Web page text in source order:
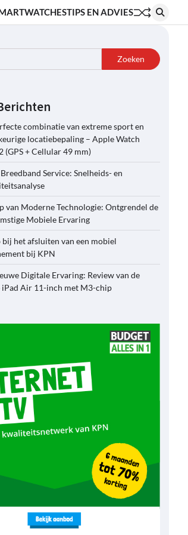
TIPS EN ADVIES
Zoeken
combinatie van extreme sport en
locatiebepaling – Apple Watch
(GPS + Cellular 49 mm)
Service: Snelheids- en
van Moderne Technologie: Ontgrendel de
Mobiele Ervaring
bij het afsluiten van een mobiel
bij KPN
Digitale Ervaring: Review van de
iPad Air 11-inch met M3-chip